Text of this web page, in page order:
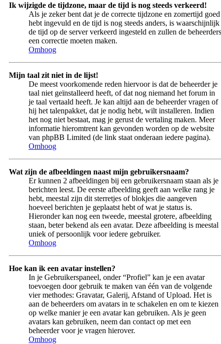
Ik wijzigde de tijdzone, maar de tijd is nog steeds verkeerd!
Als je zeker bent dat je de correcte tijdzone en zomertijd goed
hebt ingevuld en de tijd is nog steeds anders, is waarschijnlijk
de tijd op de server verkeerd ingesteld en zullen de beheerders
een correctie moeten maken.
Omhoog
Mijn taal zit niet in de lijst!
De meest voorkomende reden hiervoor is dat de beheerder je
taal niet geïnstalleerd heeft, of dat nog niemand het forum in
je taal vertaald heeft. Je kan altijd aan de beheerder vragen of
hij het talenpakket, dat je nodig hebt, wilt installeren. Indien
het nog niet bestaat, mag je gerust de vertaling maken. Meer
informatie hieromtrent kan gevonden worden op de website
van phpBB Limited (de link staat onderaan iedere pagina).
Omhoog
Wat zijn de afbeeldingen naast mijn gebruikersnaam?
Er kunnen 2 afbeeldingen bij een gebruikersnaam staan als je
berichten leest. De eerste afbeelding geeft aan welke rang je
hebt, meestal zijn dit sterretjes of blokjes die aangeven
hoeveel berichten je geplaatst hebt of wat je status is.
Hieronder kan nog een tweede, meestal grotere, afbeelding
staan, beter bekend als een avatar. Deze afbeelding is meestal
uniek of persoonlijk voor iedere gebruiker.
Omhoog
Hoe kan ik een avatar instellen?
In je Gebruikerspaneel, onder “Profiel” kan je een avatar
toevoegen door gebruik te maken van één van de volgende
vier methodes: Gravatar, Galerij, Afstand of Upload. Het is
aan de beheerders om avatars in te schakelen en om te kiezen
op welke manier je een avatar kan gebruiken. Als je geen
avatars kan gebruiken, neem dan contact op met een
beheerder voor je vragen hierover.
Omhoog